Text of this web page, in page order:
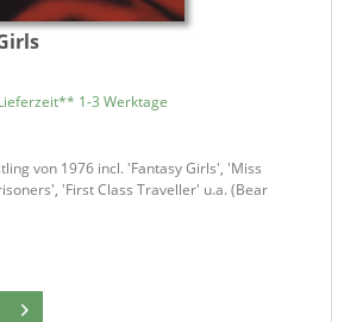
1-3 Werktage
von 1976 incl. 'Fantasy Girls', 'Miss
'First Class Traveller' u.a. (Bear